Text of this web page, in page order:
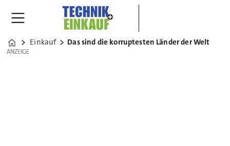
Home
Einkauf Das sind die korruptesten Länder der Welt
ANZEIGE
ANZEIGE